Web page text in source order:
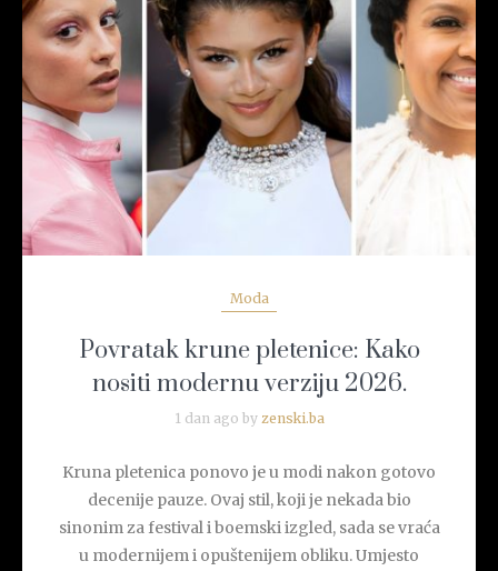
READ MORE
Moda
Povratak krune pletenice: Kako
nositi modernu verziju 2026.
1 dan ago by zenski.ba
Kruna pletenica ponovo je u modi nakon gotovo
decenije pauze. Ovaj stil, koji je nekada bio
sinonim za festival i boemski izgled, sada se vraća
u modernijem i opuštenijem obliku. Umjesto